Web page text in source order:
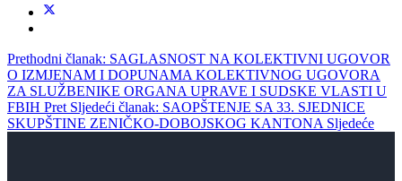
Prethodni članak: SAGLASNOST NA KOLEKTIVNI UGOVOR
O IZMJENAM I DOPUNAMA KOLEKTIVNOG UGOVORA
ZA SLUŽBENIKE ORGANA UPRAVE I SUDSKE VLASTI U
FBIH Pret Sljedeći članak: SAOPŠTENJE SA 33. SJEDNICE
SKUPŠTINE ZENIČKO-DOBOJSKOG KANTONA Sljedeće